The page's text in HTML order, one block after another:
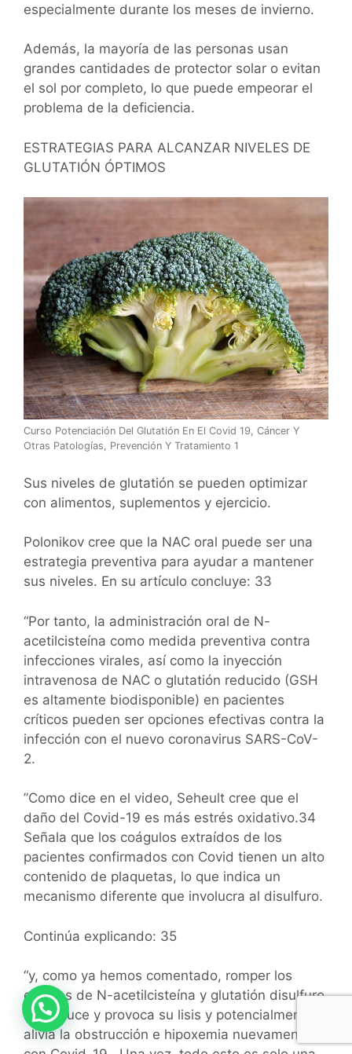
especialmente durante los meses de invierno.
Además, la mayoría de las personas usan
grandes cantidades de protector solar o evitan
el sol por completo, lo que puede empeorar el
problema de la deficiencia.
ESTRATEGIAS PARA ALCANZAR NIVELES DE
GLUTATIÓN ÓPTIMOS
Curso Potenciación Del Glutatión En El Covid 19, Cáncer Y
Otras Patologías, Prevención Y Tratamiento 1
Sus niveles de glutatión se pueden optimizar
con alimentos, suplementos y ejercicio.
Polonikov cree que la NAC oral puede ser una
estrategia preventiva para ayudar a mantener
sus niveles. En su artículo concluye: 33
“Por tanto, la administración oral de N-
acetilcisteína como medida preventiva contra
infecciones virales, así como la inyección
intravenosa de NAC o glutatión reducido (GSH
es altamente biodisponible) en pacientes
críticos pueden ser opciones efectivas contra la
infección con el nuevo coronavirus SARS-CoV-
2.
”Como dice en el video, Seheult cree que el
daño del Covid-19 es más estrés oxidativo.34
Señala que los coágulos extraídos de los
pacientes confirmados con Covid tienen un alto
contenido de plaquetas, lo que indica un
mecanismo diferente que involucra al disulfuro.
Continúa explicando: 35
“y, como ya hemos comentado, romper los
enlaces de N-acetilcisteína y glutatión disulfuro
los reduce y provoca su lisis y potencialmente
alivia la obstrucción e hipoxemia nuevamente
Necesitas ayuda?